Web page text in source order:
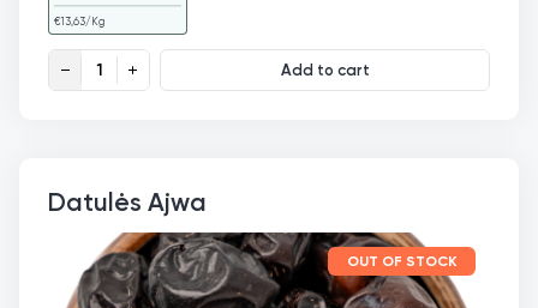
€13,63/Kg
Datulės Barhi quantity Add to cart
Datulės Ajwa
OUT OF STOCK